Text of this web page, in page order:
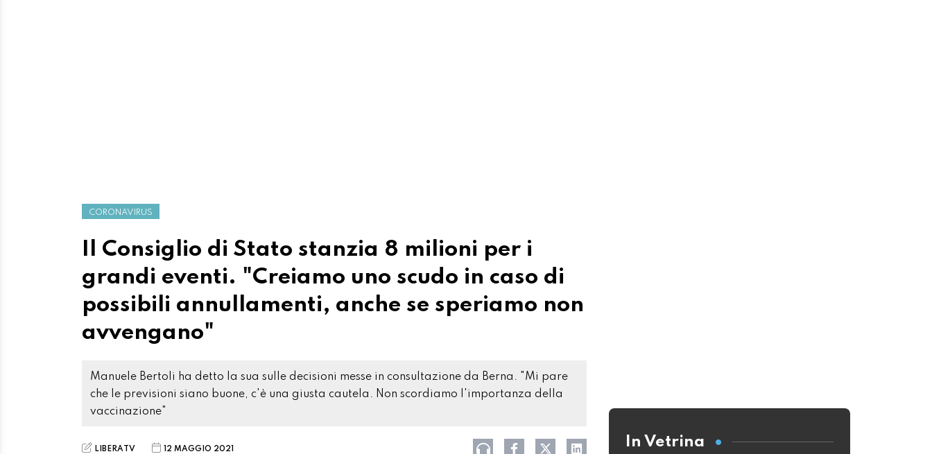
CORONAVIRUS
Il Consiglio di Stato stanzia 8 milioni per i
grandi eventi. "Creiamo uno scudo in caso di
possibili annullamenti, anche se speriamo non
avvengano"
Manuele Bertoli ha detto la sua sulle decisioni messe in consultazione da Berna. "Mi pare
che le previsioni siano buone, c'è una giusta cautela. Non scordiamo l'importanza della
vaccinazione"
LIBERATV 12 MAGGIO 2021 In Vetrina